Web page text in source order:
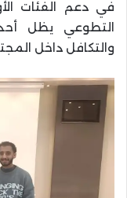
في دعم الفئات
التطوعي يظل
والتكافل داخل